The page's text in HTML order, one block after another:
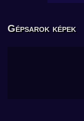
Gépsarok képek